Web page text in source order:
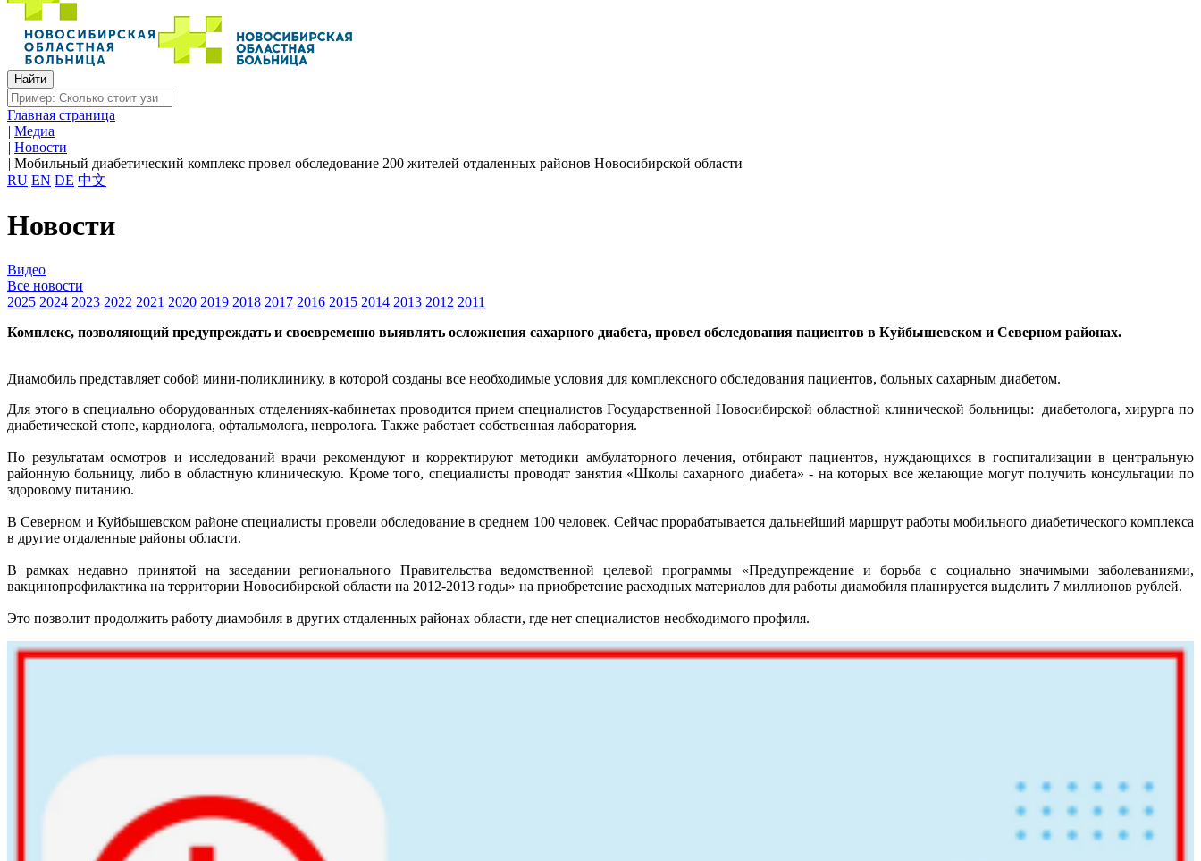
Главная страница
| Медиа
| Новости
| Мобильный диабетический комплекс провел обследование 200 жителей отдаленных районов Новосибирской области
RU EN DE 中文
Новости
Видео
Все новости
2025 2024 2023 2022 2021 2020 2019 2018 2017 2016 2015 2014 2013 2012 2011
Комплекс, позволяющий предупреждать и своевремен​но выявлять осложнения сахарного диабета, провел обследования пациентов в Куйбышевском и Северном районах. ​
Диамобиль представляет собой мини-поликлинику, в которой созданы все необходимые условия для комплексного обследования пациентов, больных сахарным диабетом.
Для этого в специально оборудованных отделениях-кабинетах проводится прием специалистов Государственной Новосибирской областной клинической больницы: диабетолога, хирурга по
диабетической стопе, кардиолога, офтальмолога, невролога. Также работает собственная лаборатория.
По результатам осмотров и исследований врачи рекомендуют и корректируют методики амбулаторного лечения, отбирают пациентов, нуждающихся в госпитализации в центральную
районную больницу, либо в областную клиническую. Кроме того, специалисты проводят занятия «Школы сахарного диабета» - на которых все желающие могут получить консультации по
здоровому питанию.
В Северном и Куйбышевском районе специалисты провели обследование в среднем 100 человек. Сейчас прорабатывается дальнейший маршрут работы мобильного диабетического комплекса
в другие отдаленные районы области.
В рамках недавно принятой на заседании регионального Правительства ведомственной целевой программы «Предупреждение и борьба с социально значимыми заболеваниями,
вакцинопрофилактика на территории Новосибирской области на 2012-2013 годы» на приобретение расходных материалов для работы диамобиля планируется выделить 7 миллионов рублей.
Это позволит продолжить работу диамобиля в других отдаленных районах области, где нет специалистов необходимого профиля.